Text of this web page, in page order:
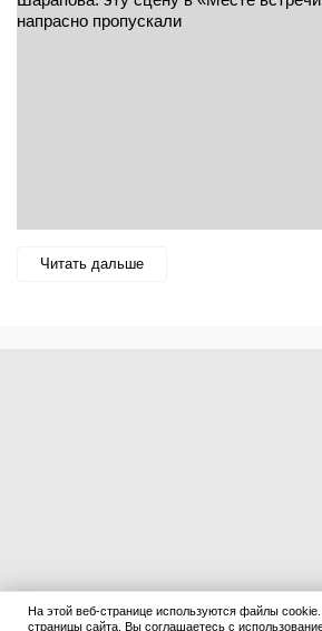
Читать дальше
На этой веб-странице используются файлы
страницы сайта, Вы соглашаетесь с